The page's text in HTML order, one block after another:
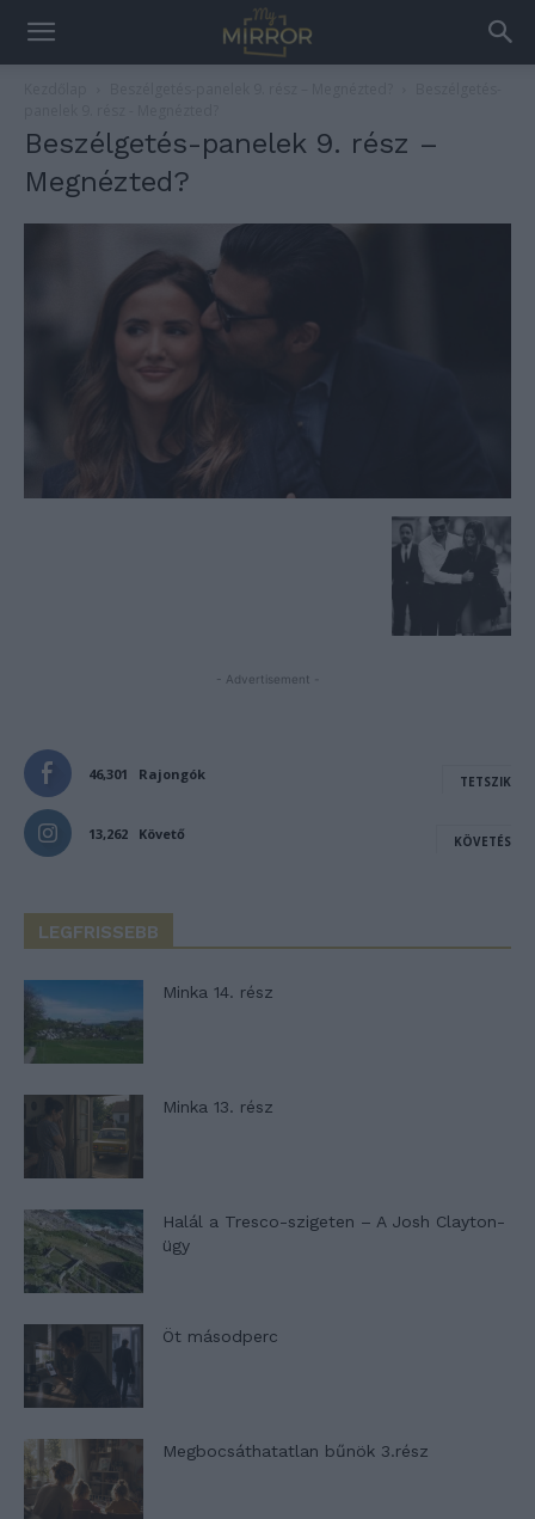
Beszélgetés-panelek 9. rész –
Megnézted?
- Advertisement -
46,301 Rajongók TETSZIK
13,262 Követő KÖVETÉS
LEGFRISSEBB
Minka 14. rész
Minka 13. rész
Halál a Tresco-szigeten – A Josh Clayton-
ügy
Öt másodperc
Megbocsáthatatlan bűnök 3.rész